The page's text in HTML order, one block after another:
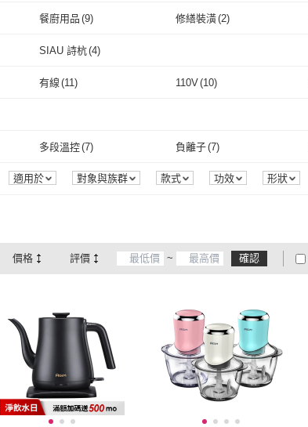
餐廚用品 (9) 修繕裝潢(2)
SIAU 詩杭(4)
SIAU 詩杭
有線 (11) 110V(10)
氣泡水機(2) 手持式(2)
兒童刷頭(1)
按鍵式( 電子式
氣泡水機(2) 手持式(2
多段溫控(7) 負離子(7)
內建功能選單(3) 自動斷電(3)
多段溫控(7) 負離子(7
瞬熱(1) 音波清潔(1)
適用於 對象與族群 款式 功效 形狀
價格 評價 ~ 確認